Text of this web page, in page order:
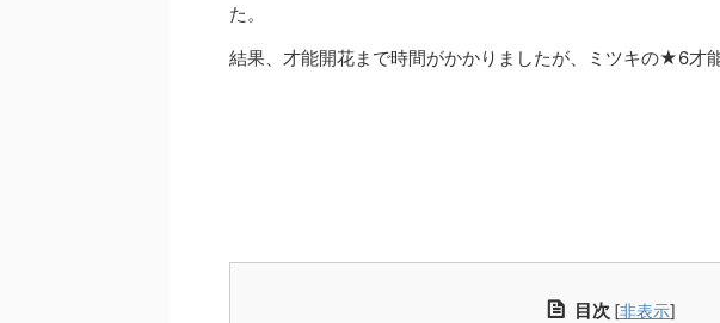
た。
結果、才能開花まで時間がかかりましたが、ミツキの★6才
目次 [非表示]